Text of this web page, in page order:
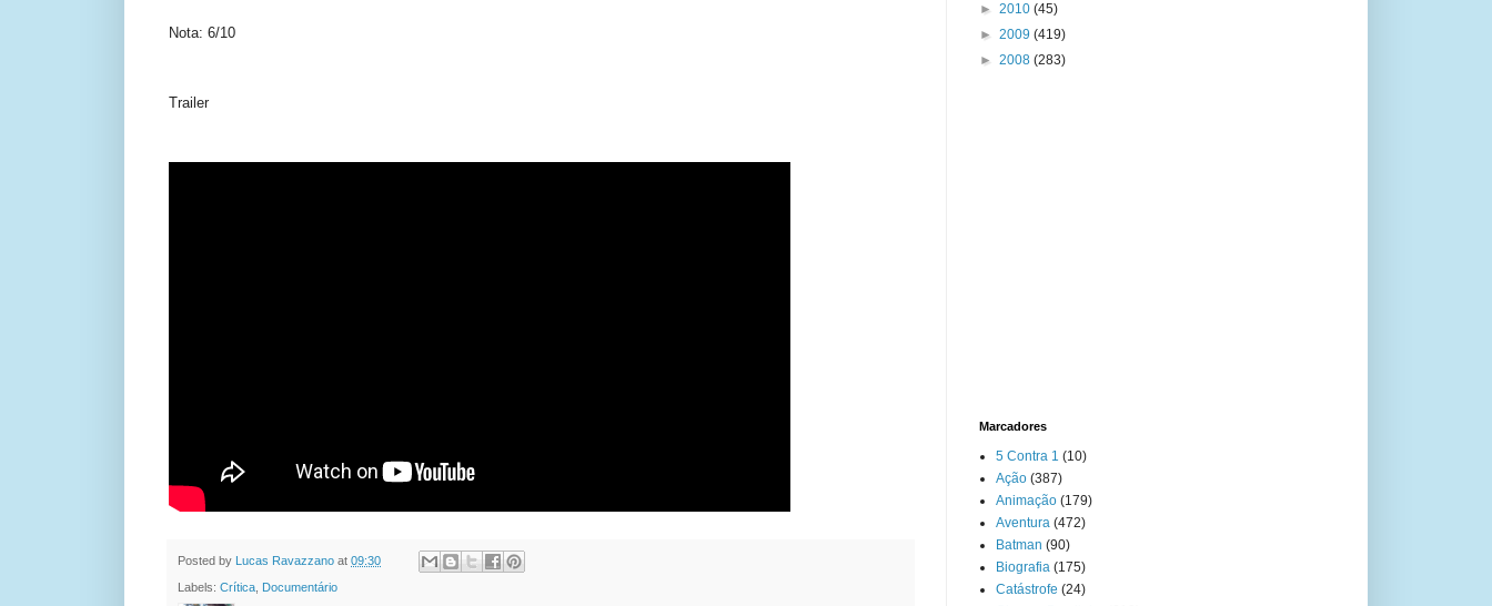
Nota: 6/10
Trailer
Posted by Lucas Ravazzano at 09:30
Labels: Crítica
Documentário
► 2010 (45)
► 2009 (419)
► 2008 (283)
Marcadores
5 Contra 1 (10)
Ação (387)
Animação (179)
Aventura (472)
Batman (90)
Biografia (175)
Catástrofe (24)